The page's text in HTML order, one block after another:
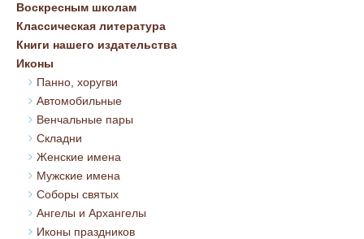
Воскресным школам
Классическая литература
Книги нашего издательства
Иконы
Панно, хоругви
Автомобильные
Венчальные пары
Складни
Женские имена
Мужские имена
Соборы святых
Ангелы и Архангелы
Иконы праздников